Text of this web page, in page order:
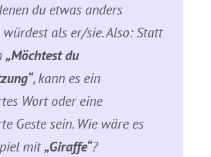
du etwas anders
als er/sie. Also: Statt
„Möchtest du
, kann es ein
Wort oder eine
Geste sein. Wie wäre es
mit„Giraffe“?